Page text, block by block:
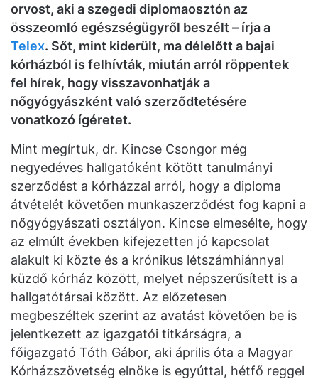
orvost, aki a szegedi diplomaosztón az
összeomló egészségügyről beszélt – írja a
Telex. Sőt, mint kiderült, ma délelőtt a bajai
kórházból is felhívták, miután arról röppentek
fel hírek, hogy visszavonhatják a
nőgyógyászként való szerződtetésére
vonatkozó ígéretet.
Mint megírtuk, dr. Kincse Csongor még
negyedéves hallgatóként kötött tanulmányi
szerződést a kórházzal arról, hogy a diploma
átvételét követően munkaszerződést fog kapni a
nőgyógyászati osztályon. Kincse elmesélte, hogy
az elmúlt években kifejezetten jó kapcsolat
alakult ki közte és a krónikus létszámhiánnyal
küzdő kórház között, melyet népszerűsített is a
hallgatótársai között. Az előzetesen
megbeszéltek szerint az avatást követően be is
jelentkezett az igazgatói titkárságra, a
főigazgató Tóth Gábor, aki április óta a Magyar
Kórházszövetség elnöke is egyúttal, hétfő reggel